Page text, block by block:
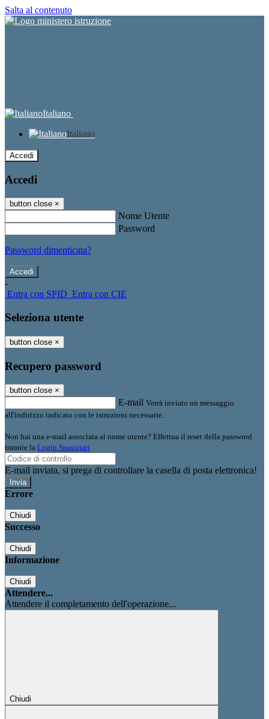
Salta al contenuto
Italiano
Italiano
Accedi
Accedi
button close ×
Nome Utente
Password
Password dimenticata?
-
Entra con SPID Entra con CIE
Seleziona utente
button close ×
Recupero password
button close ×
E-mail Verrà inviato un messaggio
all'indirizzo indicato con le istruzioni necessarie.
Non hai una e-mail associata al nome utente? Effettua il reset della password
tramite la Login Spaggiari
E-mail inviata, si prega di controllare la casella di posta elettronica!
Errore
Chiudi
Successo
Chiudi
Informazione
Chiudi
Attendere...
Attendere il completamento dell'operazione...
Chiudi